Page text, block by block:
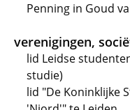
Penning in Goud
verenigingen,
lid Leidse
studie)
lid "De Koninklijke